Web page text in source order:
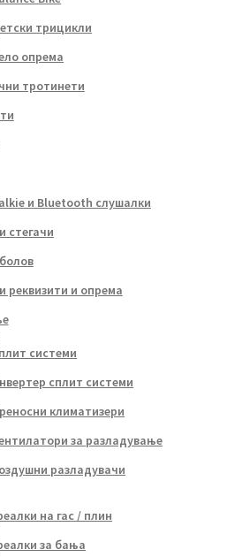
трицикли
опрема
тротинети
и Bluetooth слушалки
стегачи
реквизити и опрема
системи
сплит системи
климатизери
за разладување
разладувачи
на гас / плин
за бања